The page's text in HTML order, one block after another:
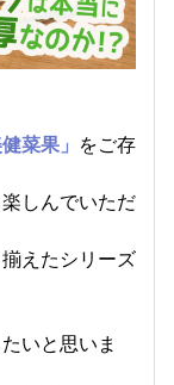
健菜果」 をご存
しんでいただ
えたシリーズ
いと思いま